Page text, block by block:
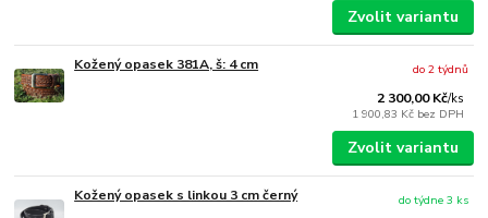
Zvolit variantu
Kožený opasek 381A, š: 4 cm
2 300,00 Kč/ks
1 900,83 Kč bez DPH
do 2 týdnů
Zvolit variantu
Kožený opasek s linkou 3 cm černý
do týdne 3 ks